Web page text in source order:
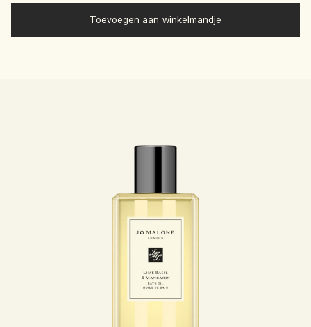
Toevoegen aan winkelmandje